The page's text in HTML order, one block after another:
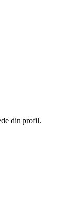
din profil.